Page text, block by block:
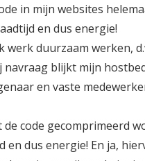
in mijn websites
en dus energie!
werk duurzaam werken,
navraag blijkt mijn
en vaste
code gecomprimeerd
en dus energie! En ja,